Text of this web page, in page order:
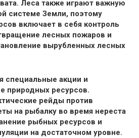
Леса также играют важную
системе Земли, поэтому
включает в себя контроль
лесных пожаров и
вырубленных лесных
специальные акции и
природных ресурсов.
рейды против
на рыбалку во время нереста
рыбных ресурсов и
на достаточном уровне.